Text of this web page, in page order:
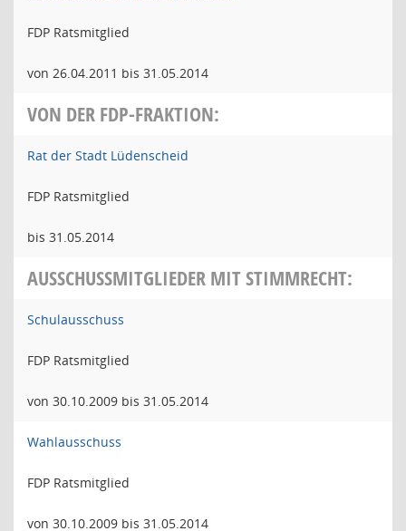
FDP Ratsmitglied
von 26.04.2011 bis 31.05.2014
VON DER FDP-FRAKTION:
Rat der Stadt Lüdenscheid
FDP Ratsmitglied
bis 31.05.2014
AUSSCHUSSMITGLIEDER MIT STIMMRECHT:
Schulausschuss
FDP Ratsmitglied
von 30.10.2009 bis 31.05.2014
Wahlausschuss
FDP Ratsmitglied
von 30.10.2009 bis 31.05.2014